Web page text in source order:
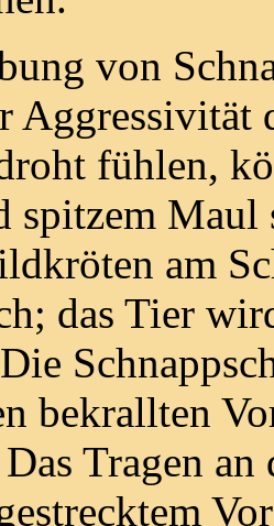
von
Aggressivität
fühlen,
spitzem
am
das Tier
bekrallten
Tragen